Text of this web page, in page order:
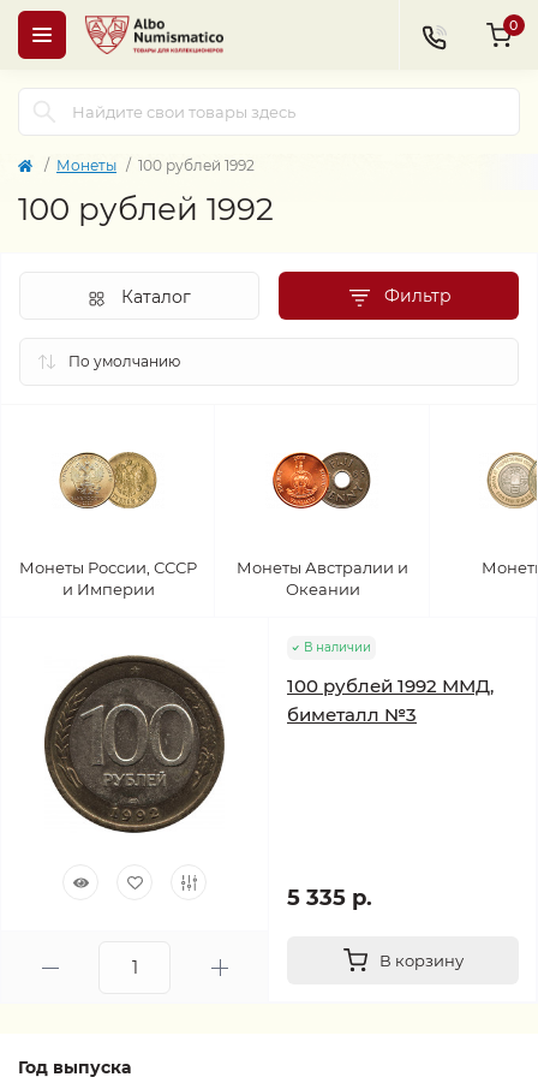
0
Монеты 100 рублей 1992
100 рублей 1992
Фильтр
Каталог
Монеты России, СССР
и Империи
Монеты Австралии и
Океании
В наличии
100 рублей 1992 ММД,
биметалл №3
5 335 р.
В корзину
Год выпуска